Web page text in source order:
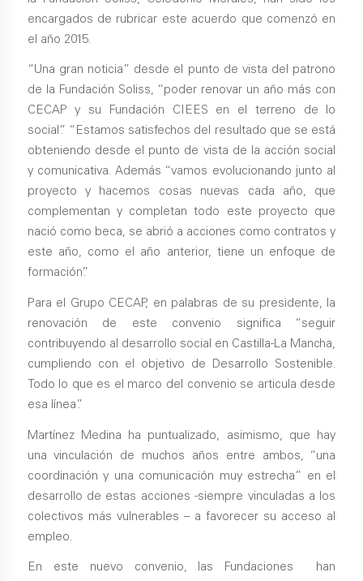
encargados de rubricar este acuerdo que comenzó en
el año 2015.
“Una gran noticia” desde el punto de vista del patrono
de la Fundación Soliss, “poder renovar un año más con
CECAP y su Fundación CIEES en el terreno de lo
social”. “Estamos satisfechos del resultado que se está
obteniendo desde el punto de vista de la acción social
y comunicativa. Además “vamos evolucionando junto al
proyecto y hacemos cosas nuevas cada año, que
complementan y completan todo este proyecto que
nació como beca, se abrió a acciones como contratos y
este año, como el año anterior, tiene un enfoque de
formación”.
Para el Grupo CECAP, en palabras de su presidente, la
renovación de este convenio significa “seguir
contribuyendo al desarrollo social en Castilla-La Mancha,
cumpliendo con el objetivo de Desarrollo Sostenible.
Todo lo que es el marco del convenio se articula desde
esa línea”.
Martínez Medina ha puntualizado, asimismo, que hay
una vinculación de muchos años entre ambos, “una
coordinación y una comunicación muy estrecha” en el
desarrollo de estas acciones -siempre vinculadas a los
colectivos más vulnerables – a favorecer su acceso al
empleo.
En este nuevo convenio, las Fundaciones han